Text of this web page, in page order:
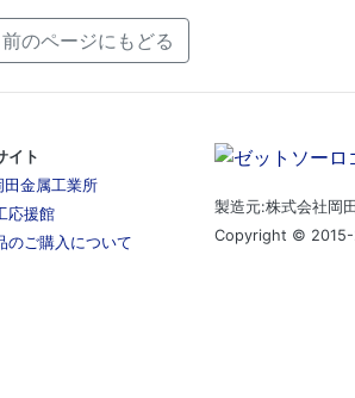
前のページにもどる
イト
田金属工業所
応援館
のご購入について
製造元:株式会社岡
Copyright © 2015-